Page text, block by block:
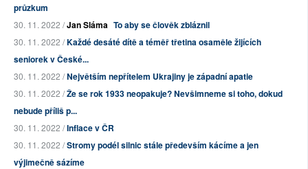
průzkum
30. 11. 2022 /Jan Sláma To aby se člověk zbláznil
30. 11. 2022 /Každé desáté dítě a téměř třetina osaměle žijících
seniorek v České...
30. 11. 2022 /Největším nepřítelem Ukrajiny je západní apatie
30. 11. 2022 /Že se rok 1933 neopakuje? Nevšimneme si toho, dokud
nebude příliš p...
30. 11. 2022 /Inflace v ČR
30. 11. 2022 /Stromy podél silnic stále především kácíme a jen
výjimečně sázíme